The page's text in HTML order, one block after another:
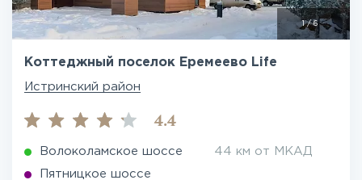
1/6
Коттеджный поселок Еремеево Life
Истринский район
4.4
Волоколамское шоссе 44 км от МКАД
Пятницкое шоссе